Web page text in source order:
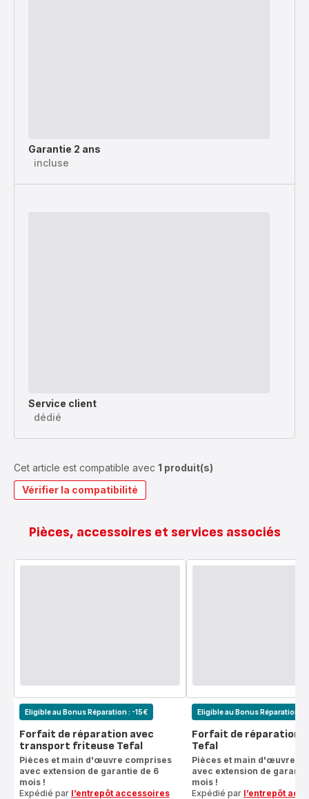
Garantie 2 ans
incluse
Service client
dédié
Cet article est compatible avec 1 produit(s)
Vérifier la compatibilité
Pièces, accessoires et services associés
Eligible au Bonus Réparation : -15€
Forfait de réparation avec
transport friteuse Tefal
Pièces et main d'œuvre comprises
avec extension de garantie de 6
mois !
Expédié par l’entrepôt accessoires
Eligible au Bonus Réparation : -
Forfait de réparation
Tefal
Pièces et main d'œuvre
avec extension de
mois !
Expédié par l’entrepôt